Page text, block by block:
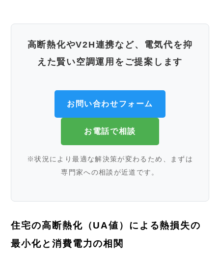
高断熱化やV2H連携など、電気代を抑
えた賢い空調運用をご提案します
お問い合わせフォーム
お電話で相談
※状況により最適な解決策が変わるため、まずは
専門家への相談が近道です。
住宅の高断熱化（UA値）による熱損失の
最小化と消費電力の相関